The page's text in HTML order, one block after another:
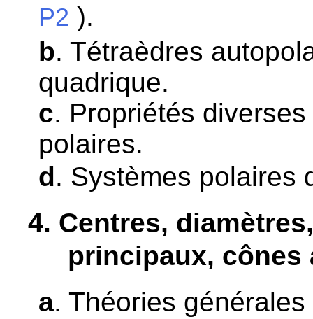
P2 ).
b. Tétraèdres
quadrique.
c. Propriétés
polaires.
d. Systèmes polaires
4. Centres,
principaux,
a. Théories